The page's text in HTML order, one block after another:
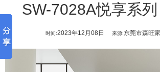
SW-7028A悦享系
时间:2023年12月08日 来源:东莞市森旺